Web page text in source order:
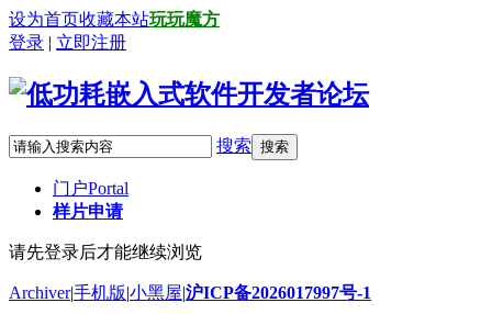
设为首页收藏本站玩玩魔方
登录 | 立即注册
搜索 搜索
门户Portal
样片申请
请先登录后才能继续浏览
Archiver|手机版|小黑屋|沪ICP备2026017997号-1